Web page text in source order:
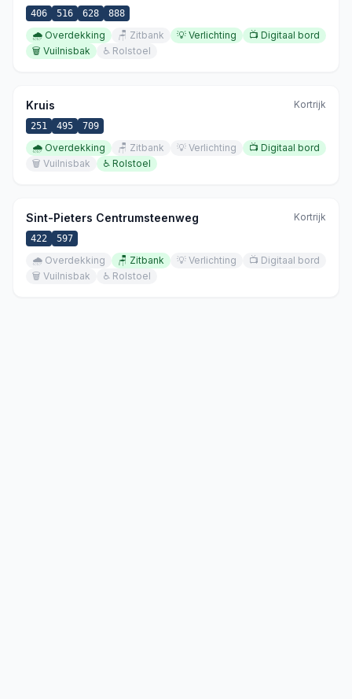
406 516 628 888
🌧️ Overdekking 🪑 Zitbank 💡 Verlichting 📺 Digitaal bord
🗑️ Vuilnisbak ♿ Rolstoel
Kruis Kortrijk
251 495 709
🌧️ Overdekking 🪑 Zitbank 💡 Verlichting 📺 Digitaal bord
🗑️ Vuilnisbak ♿ Rolstoel
Sint-Pieters Centrumsteenweg Kortrijk
422 597
🌧️ Overdekking 🪑 Zitbank 💡 Verlichting 📺 Digitaal bord
🗑️ Vuilnisbak ♿ Rolstoel